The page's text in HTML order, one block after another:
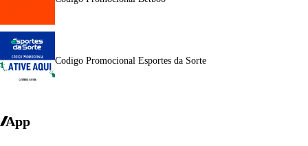
Codigo Promocional Esportes da Sorte
App